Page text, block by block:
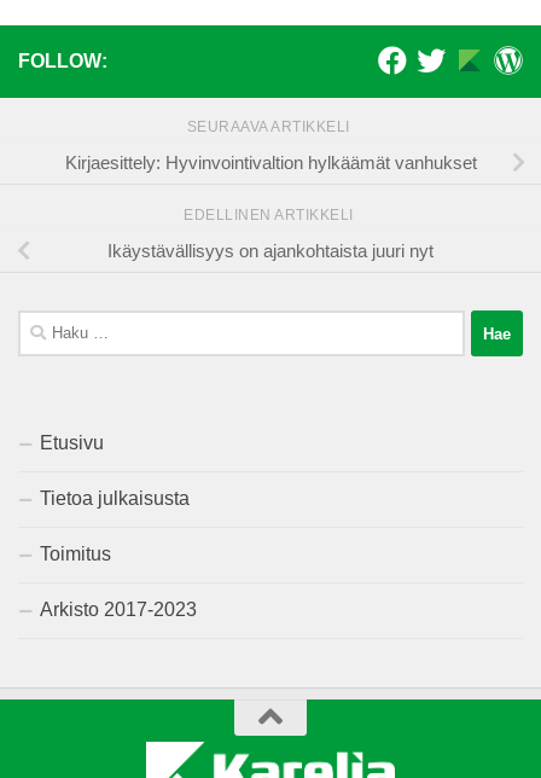
FOLLOW:
SEURAAVA ARTIKKELI
Kirjaesittely: Hyvinvointivaltion hylkäämät vanhukset
EDELLINEN ARTIKKELI
Ikäystävällisyys on ajankohtaista juuri nyt
Haku:
Etusivu
Tietoa julkaisusta
Toimitus
Arkisto 2017-2023